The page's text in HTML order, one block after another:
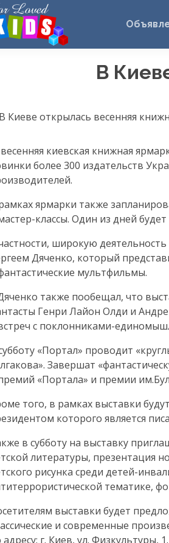
В
киевская книжная
более 300 издательств
ярмарки также
классы. Один из дней
широкую
Дяченко, который
мультфильмы.
также пообещал, что
Генри Лайон Олди и
с поклонниками-
«Портал» проводит
Завершат
«Портала» и премии
того, в рамках выставки
которого является
в субботу на выставку
литературы, презентация
рисунка среди детей-
тематике,
выставки будет
и современные
адресу: г. Киев, ул. Физкультуры, 1.